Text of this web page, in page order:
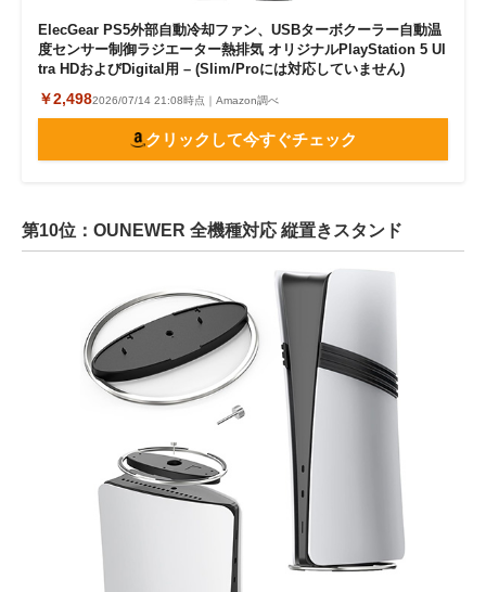
ElecGear PS5外部自動冷却ファン、USBターボクーラー自動温
度センサー制御ラジエーター熱排気 オリジナルPlayStation 5 Ul
tra HDおよびDigital用 – (Slim/Proには対応していません)
￥2,4982026/07/14 21:08時点｜Amazon調べ
クリックして今すぐチェック
第10位：OUNEWER 全機種対応 縦置きスタンド